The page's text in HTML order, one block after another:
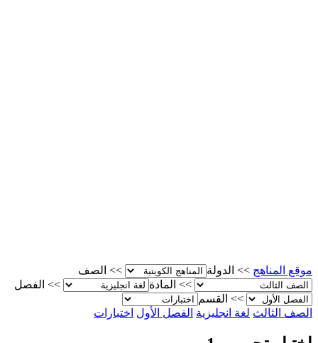
موقع المناهج >> الدولة >>
الصف
>>
المادة >>
الفصل
>>
القسم
الصف الثالث لغة انجليزية الفصل الأول اختبارات